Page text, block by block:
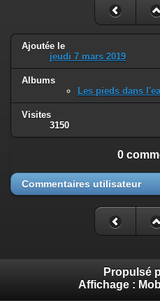
Ajoutée le
jeudi 7 mars 2019
Albums
Les pieds dans
Visites
3150
0
Commentaires utilisateur
Propulsé
Affichage :